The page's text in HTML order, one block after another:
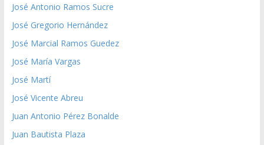
José Antonio Ramos Sucre
José Gregorio Hernández
José Marcial Ramos Guedez
José María Vargas
José Martí
José Vicente Abreu
Juan Antonio Pérez Bonalde
Juan Bautista Plaza